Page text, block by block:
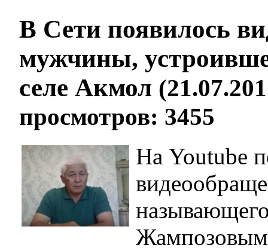
В Сети появилось
мужчины,
селе Акмол
просмотров: 3455
На Youtube